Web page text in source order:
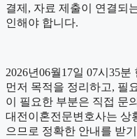
결제, 자료 제출이 연결되
인해야 합니다.
2026년06월17일 07시35
먼저 목적을 정리하고, 필
이 필요한 부분은 직접 문
대전이혼전문변호사는 상
으므로 정확한 안내를 받